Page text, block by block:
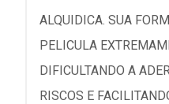
ALQUIDICA. SUA
PELICULA
DIFICULTANDO A
RISCOS E